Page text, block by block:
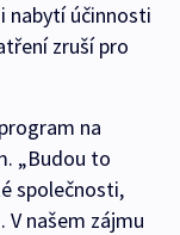
nabytí účinnosti
zruší pro
na
„Budou to
společnosti,
V našem zájmu